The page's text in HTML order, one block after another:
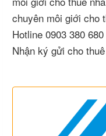
chuyên môi giới cho
Hotline 0903 380
Nhận ký gửi cho